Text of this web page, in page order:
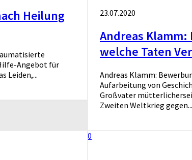
Heilung
Angebot für
Leiden,...
23.07.2020
Andreas Klamm:
welche Taten
Andreas Klamm:
Aufarbeitung von
Großvater
Zweiten Weltkrieg gegen...
0